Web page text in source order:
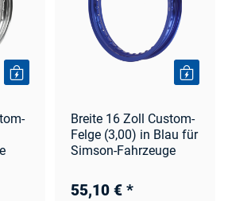
Breite 16 Zoll Custom-
Felge (3,00) in Blau für
Simson-Fahrzeuge
55,10 € *